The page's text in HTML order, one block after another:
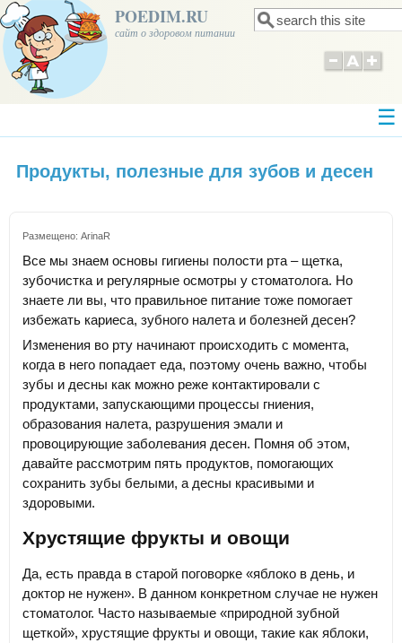
POEDIM.RU
сайт о здоровом питании Форма поиска
Поиск
Продукты, полезные для зубов и десен
Размещено: ArinaR
Все мы знаем основы гигиены полости рта – щетка,
зубочистка и регулярные осмотры у стоматолога. Но
знаете ли вы, что правильное питание тоже помогает
избежать кариеса, зубного налета и болезней десен?
Изменения во рту начинают происходить с момента,
когда в него попадает еда, поэтому очень важно, чтобы
зубы и десны как можно реже контактировали с
продуктами, запускающими процессы гниения,
образования налета, разрушения эмали и
провоцирующие заболевания десен. Помня об этом,
давайте рассмотрим пять продуктов, помогающих
сохранить зубы белыми, а десны красивыми и
здоровыми.
Хрустящие фрукты и овощи
Да, есть правда в старой поговорке «яблоко в день, и
доктор не нужен». В данном конкретном случае не нужен
стоматолог. Часто называемые «природной зубной
щеткой», хрустящие фрукты и овощи, такие как яблоки,